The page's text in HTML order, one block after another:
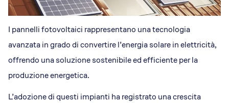
I pannelli fotovoltaici rappresentano una tecnologia
avanzata in grado di convertire l’energia solare in elettricità,
offrendo una soluzione sostenibile ed efficiente per la
produzione energetica.
L’adozione di questi impianti ha registrato una crescita